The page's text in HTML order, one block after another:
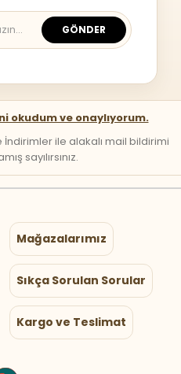
GÖNDER
okudum ve onaylıyorum.
ile alakalı mail bildirimi
sayılırsınız.
Mağazalarımız
Sıkça Sorulan Sorular
Kargo ve Teslimat